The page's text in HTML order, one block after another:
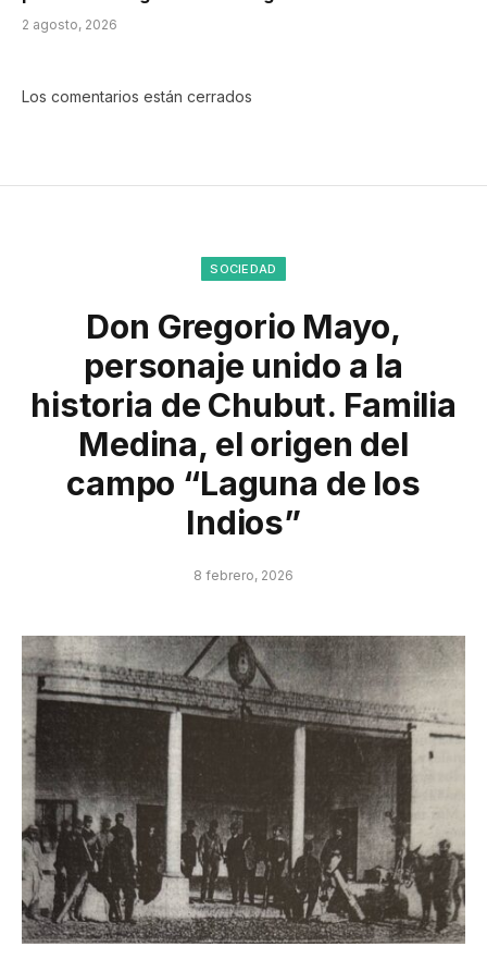
2 agosto, 2026
Los comentarios están cerrados
SOCIEDAD
Don Gregorio Mayo,
personaje unido a la
historia de Chubut. Familia
Medina, el origen del
campo “Laguna de los
Indios”
8 febrero, 2026